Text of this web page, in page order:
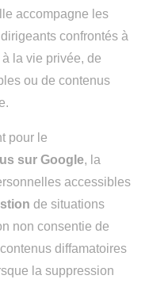
accompagne les
confrontés à
la vie privée, de
ou de contenus
pour le
sur Google, la
accessibles
de situations
non consentie de
diffamatoires
la suppression